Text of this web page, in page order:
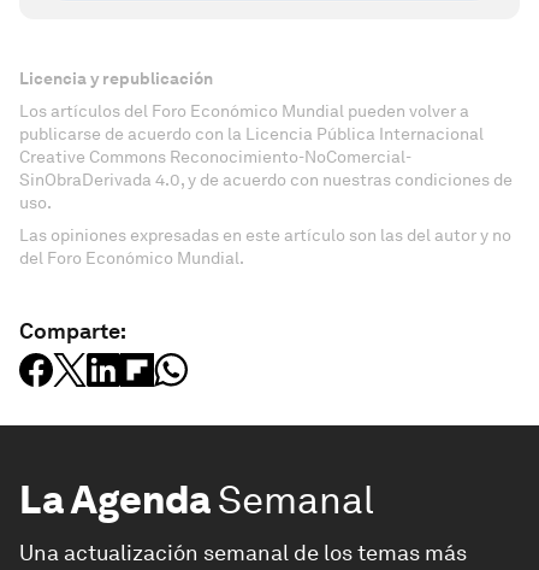
Licencia y republicación
Los artículos del Foro Económico Mundial pueden volver a
publicarse de acuerdo con la Licencia Pública Internacional
Creative Commons Reconocimiento-NoComercial-
SinObraDerivada 4.0, y de acuerdo con nuestras condiciones de
uso.
Las opiniones expresadas en este artículo son las del autor y no
del Foro Económico Mundial.
Comparte:
La AgendaSemanal
Una actualización semanal de los temas más